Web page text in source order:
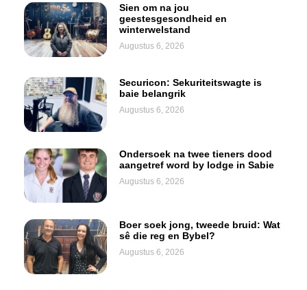
Sien om na jou
geestesgesondheid en
winterwelstand
Augustus 6, 2026
Securicon: Sekuriteitswagte is
baie belangrik
Augustus 6, 2026
Ondersoek na twee tieners dood
aangetref word by lodge in Sabie
Augustus 6, 2026
Boer soek jong, tweede bruid: Wat
sê die reg en Bybel?
Augustus 6, 2026